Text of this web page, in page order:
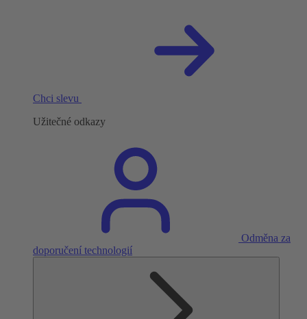
Chci slevu
Užitečné odkazy
Odměna za
doporučení technologií